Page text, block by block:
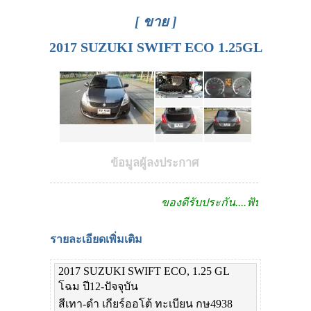
[ ขาย ]
2017 SUZUKI SWIFT ECO 1.25GL
ข้อมูลผู้ลงประกาศ
ของดีรับประกัน....ฟันธง!!
รายละเอียดเพิ่มเติม
2017 SUZUKI SWIFT ECO, 1.25 GL
โฉม ปี12-ปัจจุบัน
สีเทา-ดำ เกียร์ออโต้ ทะเบียน กษ4938